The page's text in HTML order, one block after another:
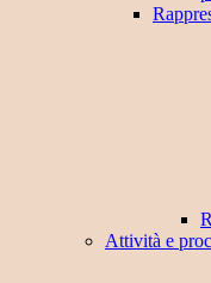
Attività e